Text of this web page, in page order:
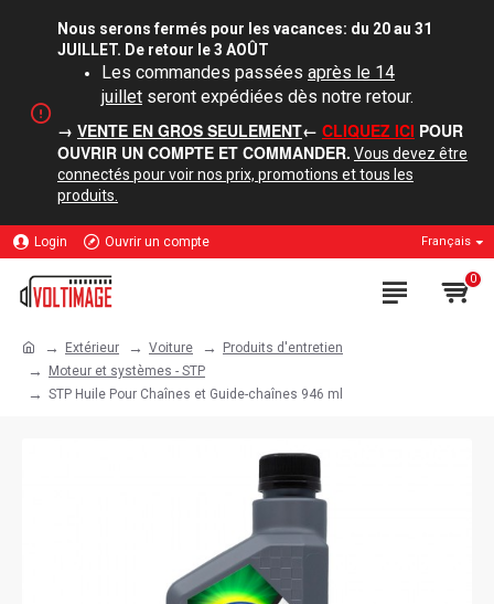
Nous serons fermés pour les vacances: du 20 au 31
JUILLET. De retour le 3 AOÛT
Les commandes passées après le 14
juillet seront expédiées dès notre retour.
→ VENTE EN GROS SEULEMENT← CLIQUEZ ICI POUR
OUVRIR UN COMPTE ET COMMANDER. Vous devez être
connectés pour voir nos prix, promotions et tous les
produits.
Login Ouvrir un compte Français
0
Extérieur Voiture
Produits d'entretien
Moteur et systèmes - STP
STP Huile Pour Chaînes et Guide-chaînes 946 ml